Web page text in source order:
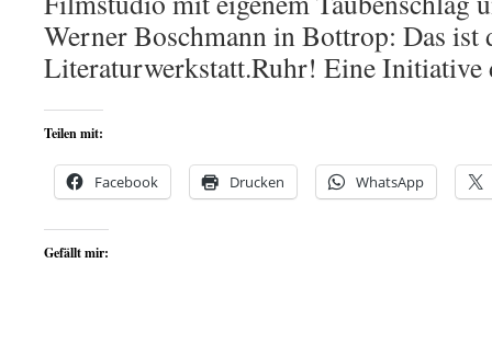
Werner Boschmann in Bottrop: Das ist
Literaturwerkstatt.Ruhr! Eine
Teilen mit:
Facebook Drucken WhatsApp
Gefällt mir: